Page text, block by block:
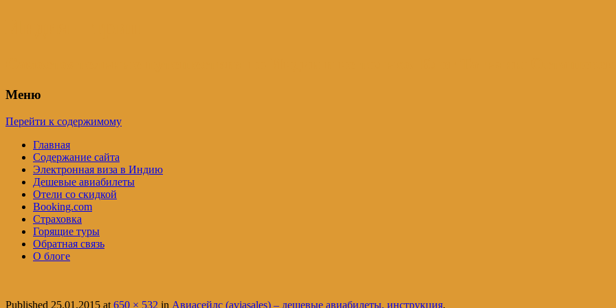
Меню
Перейти к содержимому
Главная
Содержание сайта
Электронная виза в Индию
Дешевые авиабилеты
Отели со скидкой
Booking.com
Страховка
Горящие туры
Обратная связь
О блоге
Published 25.01.2015 at650 × 532 in Авиасейлс (aviasales) – дешевые авиабилеты, инструкция.